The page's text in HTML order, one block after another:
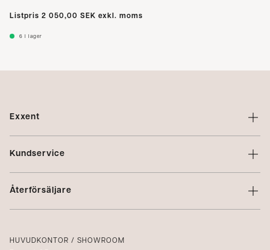
Listpris 2 050,00 SEK exkl. moms
6 I lager
Exxent
Om Exxent
Profilering
Integritetspolicy
Kundservice
Kontakta oss
Återförsäljare
Kataloger
HUVUDKONTOR / SHOWROOM